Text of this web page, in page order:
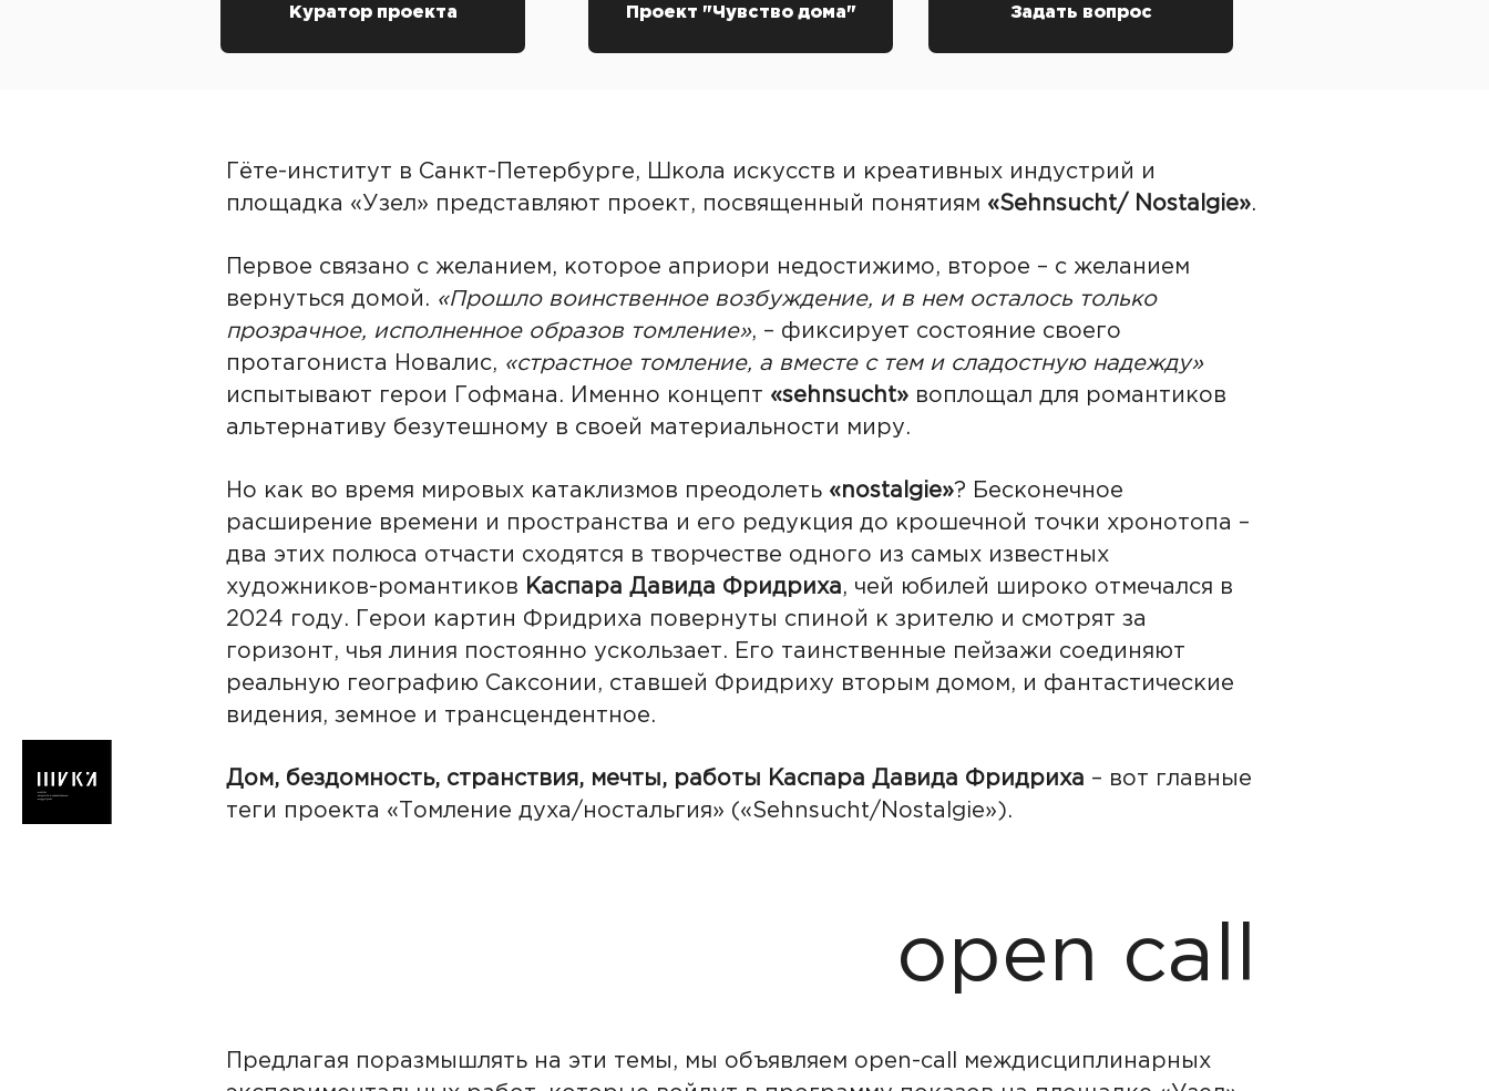
Куратор проекта Проект "Чувство дома" Задать вопрос
Гёте-институт в Санкт-Петербурге, Школа искусств и креативных индустрий и
площадка «Узел» представляют проект, посвященный понятиям «Sehnsucht/ Nostalgie».
Первое связано с желанием, которое априори недостижимо, второе – с желанием
вернуться домой. «Прошло воинственное возбуждение, и в нем осталось только
прозрачное, исполненное образов томление», – фиксирует состояние своего
протагониста Новалис, «страстное томление, а вместе с тем и сладостную надежду»
испытывают герои Гофмана. Именно концепт «sehnsucht» воплощал для романтиков
альтернативу безутешному в своей материальности миру.
Но как во время мировых катаклизмов преодолеть «nostalgie»? Бесконечное
расширение времени и пространства и его редукция до крошечной точки хронотопа –
два этих полюса отчасти сходятся в творчестве одного из самых известных
художников-романтиков
Каспара Давида Фридриха, чей юбилей широко отмечался в
2024 году. Герои картин Фридриха повернуты спиной к зрителю и смотрят за
горизонт, чья линия постоянно ускользает. Его таинственные пейзажи соединяют
реальную географию Саксонии, ставшей Фридриху вторым домом, и фантастические
видения, земное и трансцендентное.
Дом, бездомность, странствия, мечты, работы Каспара Давида Фридриха – вот главные
теги проекта «Томление духа/ностальгия» («Sehnsucht/Nostalgie»).
open call
Предлагая поразмышлять на эти темы, мы объявляем open-call междисциплинарных